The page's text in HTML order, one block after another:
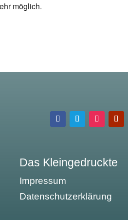
möglich.
Das Kleingedruckte
Impressum
Datenschutzerklärung